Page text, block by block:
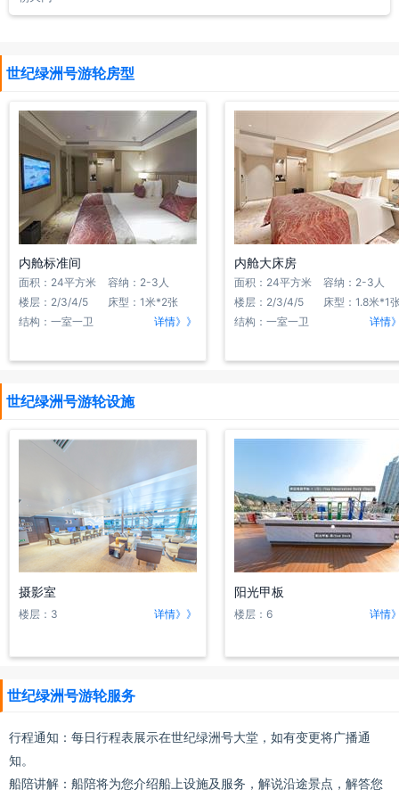
世纪绿洲号游轮房型
内舱标准间
面积：24平方米
容纳：2-3人
楼层：2/3/4/5
床型：1米*2张
结构：一室一卫
详情》》
内舱大床房
面积：24平方米
容纳：2-3人
楼层：2/3/4/5
床型：1.8米*1
结构：一室一卫
详情
世纪绿洲号游轮设施
摄影室
楼层：3 详情》》
阳光甲板
楼层：6 详情
世纪绿洲号游轮服务
行程通知：每日行程表展示在世纪绿洲号大堂，如有变更将广播通
知。
船陪讲解：船陪将为您介绍船上设施及服务，解说沿途景点，解答您